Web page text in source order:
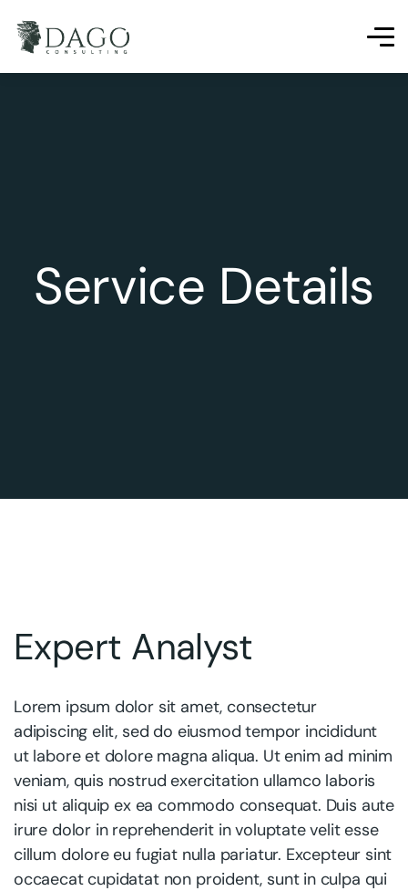
Service Details
Expert Analyst
Lorem ipsum dolor sit amet, consectetur
adipiscing elit, sed do eiusmod tempor incididunt
ut labore et dolore magna aliqua. Ut enim ad minim
veniam, quis nostrud exercitation ullamco laboris
nisi ut aliquip ex ea commodo consequat. Duis aute
irure dolor in reprehenderit in voluptate velit esse
cillum dolore eu fugiat nulla pariatur. Excepteur sint
occaecat cupidatat non proident, sunt in culpa qui